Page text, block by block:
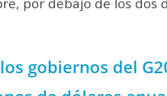
gobiernos del